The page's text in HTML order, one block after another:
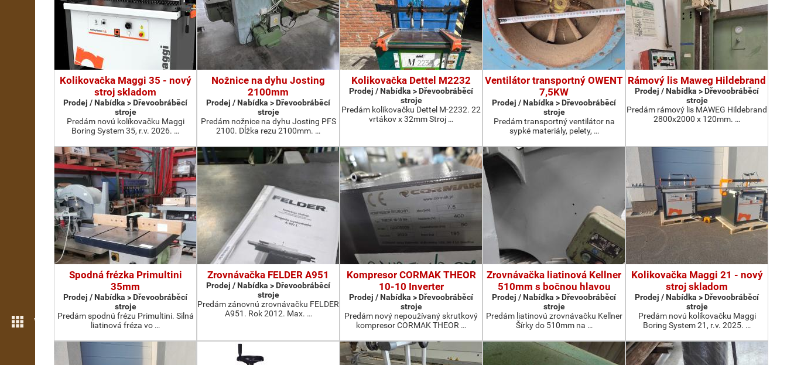
Více možností
Kolikovačka Maggi 35 - nový
stroj skladom
Prodej / Nabídka > Dřevoobráběcí
stroje
Predám novú kolíkovačku Maggi
Boring System 35, r.v. 2026. …
Nožnice na dyhu Josting
2100mm
Prodej / Nabídka > Dřevoobráběcí
stroje
Predám nožnice na dyhu Josting PFS
2100. Dĺžka rezu 2100mm. …
Kolikovačka Dettel M2232
Prodej / Nabídka > Dřevoobráběcí
stroje
Predám kolíkovačku Dettel M-2232. 22
vrtákov x 32mm Stroj …
Ventilátor transportný OWENT
7,5KW
Prodej / Nabídka > Dřevoobráběcí
stroje
Predám transportný ventilátor na
sypké materiály, pelety, …
Rámový lis Maweg Hildebrand
Prodej / Nabídka > Dřevoobráběcí
stroje
Predám rámový lis MAWEG Hildebrand
2800x2000 x 120mm. …
Spodná frézka Primultini
35mm
Prodej / Nabídka > Dřevoobráběcí
stroje
Predám spodnú frézu Primultini. Silná
liatinová fréza vo …
Zrovnávačka FELDER A951
Prodej / Nabídka > Dřevoobráběcí
stroje
Predám zánovnú zrovnávačku FELDER
A951. Rok 2012. Max. …
Kompresor CORMAK THEOR
10-10 Inverter
Prodej / Nabídka > Dřevoobráběcí
stroje
Predám nový nepoužívaný skrutkový
kompresor CORMAK THEOR …
Zrovnávačka liatinová Kellner
510mm s bočnou hlavou
Prodej / Nabídka > Dřevoobráběcí
stroje
Predám liatinovú zrovnávačku Kellner
Šírky do 510mm na …
Kolikovačka Maggi 21 - nový
stroj skladom
Prodej / Nabídka > Dřevoobráběcí
stroje
Predám novú kolíkovačku Maggi
Boring System 21, r.v. 2025. …